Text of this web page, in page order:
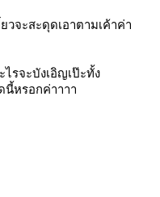
วจะสะดุดเอาตามเค้าค่า
รจะบังเอิญเป๊ะทั้ง
นี้หรอกค่าาาา